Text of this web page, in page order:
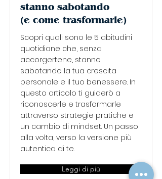
stanno sabotando
(e come trasformarle)
Scopri quali sono le 5 abitudini
quotidiane che, senza
accorgertene, stanno
sabotando la tua crescita
personale e il tuo benessere. In
questo articolo ti guiderò a
riconoscerle e trasformarle
attraverso strategie pratiche e
un cambio di mindset. Un passo
alla volta, verso la versione più
autentica di te.
Leggi di più